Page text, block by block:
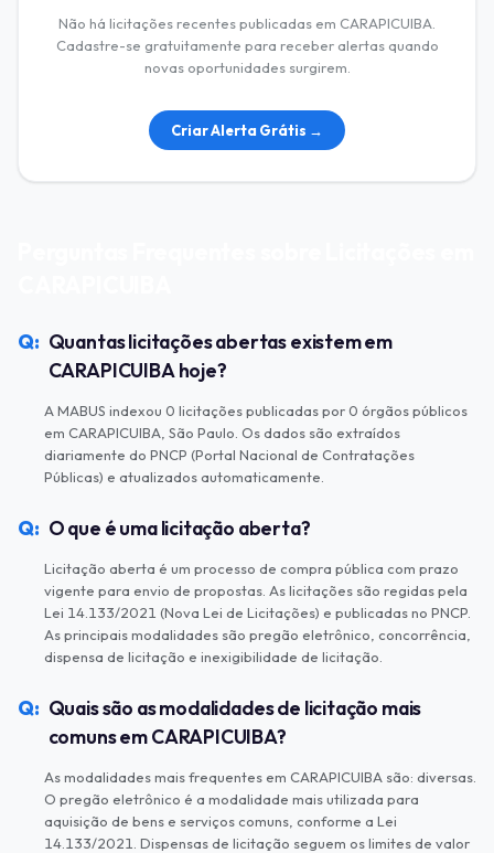
Não há licitações recentes publicadas em CARAPICUIBA.
Cadastre-se gratuitamente para receber alertas quando
novas oportunidades surgirem.
Criar Alerta Grátis →
Quantas licitações abertas existem em
CARAPICUIBA hoje?
A MABUS indexou 0 licitações publicadas por 0 órgãos públicos
em CARAPICUIBA, São Paulo. Os dados são extraídos
diariamente do PNCP (Portal Nacional de Contratações
Públicas) e atualizados automaticamente.
O que é uma licitação aberta?
Licitação aberta é um processo de compra pública com prazo
vigente para envio de propostas. As licitações são regidas pela
Lei 14.133/2021 (Nova Lei de Licitações) e publicadas no PNCP.
As principais modalidades são pregão eletrônico, concorrência,
dispensa de licitação e inexigibilidade de licitação.
Quais são as modalidades de licitação mais
comuns em CARAPICUIBA?
As modalidades mais frequentes em CARAPICUIBA são: diversas.
O pregão eletrônico é a modalidade mais utilizada para
aquisição de bens e serviços comuns, conforme a Lei
14.133/2021. Dispensas de licitação seguem os limites de valor